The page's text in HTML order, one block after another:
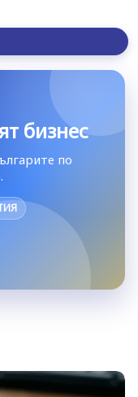
бизнес
по